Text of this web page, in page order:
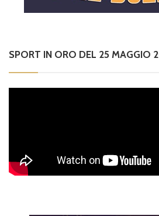
SPORT IN ORO DEL 25 MAGGIO